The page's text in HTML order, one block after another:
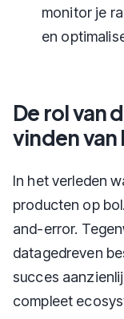
monitor je
en
De rol van
vinden
In het verleden
producten op
and-error.
datagedreven
succes
compleet